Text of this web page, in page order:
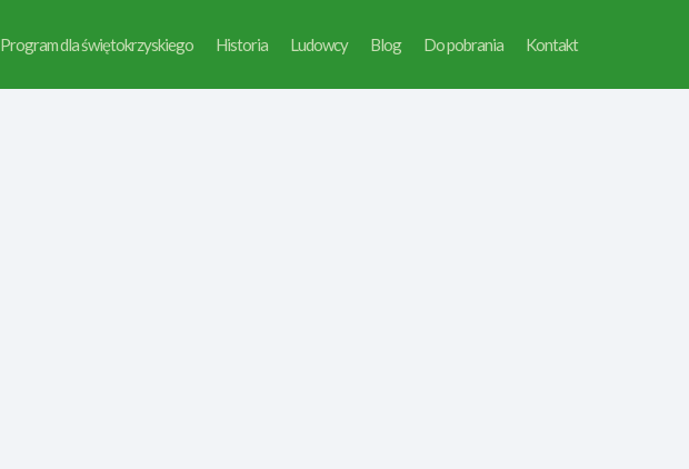
Program dla świętokrzyskiego Historia Ludowcy Blog Do pobrania Kontakt